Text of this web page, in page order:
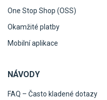
One Stop Shop (OSS)
Okamžité platby
Mobilní aplikace
NÁVODY
FAQ – Často kladené dotazy